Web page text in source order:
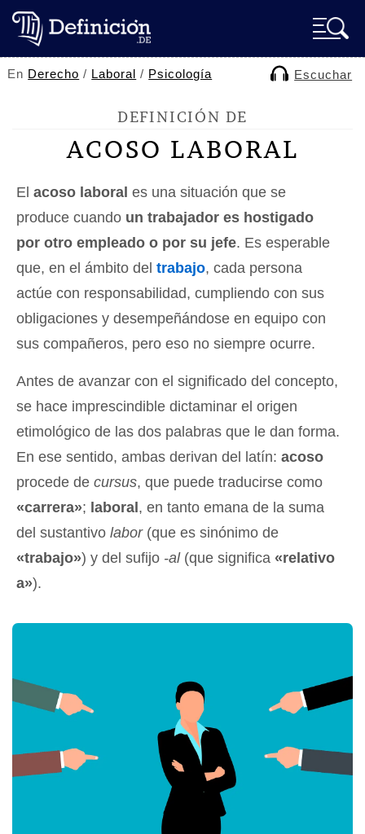
En Derecho / Laboral / Psicología Escuchar
DEFINICIÓN DE
ACOSO LABORAL
El acoso laboral es una situación que se
produce cuando un trabajador es hostigado
por otro empleado o por su jefe. Es esperable
que, en el ámbito del trabajo, cada persona
actúe con responsabilidad, cumpliendo con sus
obligaciones y desempeñándose en equipo con
sus compañeros, pero eso no siempre ocurre.
Antes de avanzar con el significado del concepto,
se hace imprescindible dictaminar el origen
etimológico de las dos palabras que le dan forma.
En ese sentido, ambas derivan del latín: acoso
procede de cursus, que puede traducirse como
«carrera»; laboral , en tanto emana de la suma
del sustantivo labor(que es sinónimo de
«trabajo») y del sufijo -al (que significa «relativo
a»).